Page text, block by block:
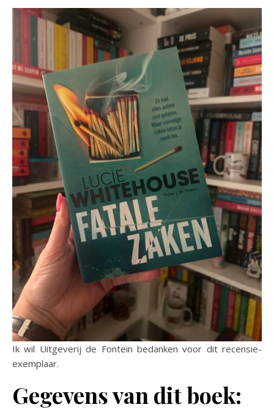
Ik wil Uitgeverij de Fontein bedanken voor dit recensie-
exemplaar.
Gegevens van dit boek: